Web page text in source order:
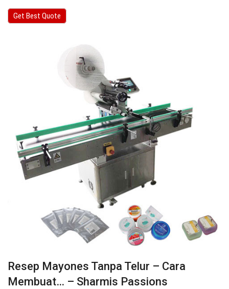
Get Best Quote
Resep Mayones Tanpa Telur – Cara
Membuat… – Sharmis Passions